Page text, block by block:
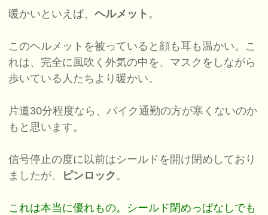
暖かいといえば、ヘルメット 。
このヘルメットを被っていると顔も耳も温かい。こ
れは、完全に風吹く外気の中を、マスクをしながら
歩いている人たちより暖かい。
片道30分程度なら、バイク通勤の方が寒くないのか
もと思います。
信号停止の度に以前はシールドを開け閉めしており
ましたが、
ピンロック 。
これは本当に優れもの。シールド閉めっぱなしでも